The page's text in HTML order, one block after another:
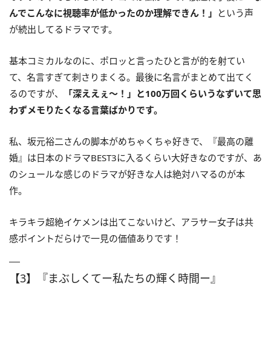
んでこんなに視聴率が低かったのか理解できん！」 という声
が続出してるドラマです。
基本コミカルなのに、ポロッと言ったひと言が的を射てい
て、名言すぎて刺さりまくる。最後に名言がまとめて出てく
るのですが、
「深ええぇ〜！」と100万回くらいうなずいて思
わずメモりたくなる言葉ばかりです。
私、坂元裕二さんの脚本がめちゃくちゃ好きで、『最高の離
婚』は日本のドラマBEST3に入るくらい大好きなのですが、あ
のシュールな感じのドラマが好きな人は絶対ハマるのが本
作。
キラキラ超絶イケメンは出てこないけど、アラサー女子は共
感ポイントだらけで一見の価値ありです！
【3】『まぶしくてー私たちの輝く時間ー』